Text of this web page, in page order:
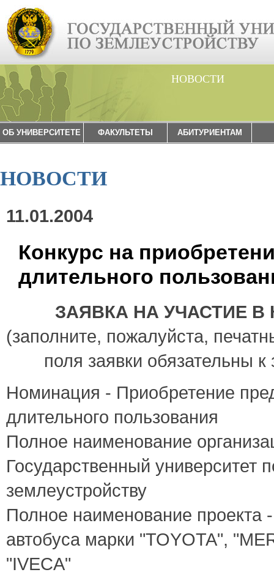
НОВОСТИ
ОБ УНИВЕРСИТЕТЕ ФАКУЛЬТЕТЫ АБИТУРИЕНТАМ
НОВОСТИ
11.01.2004
Конкурс на
длительного
ЗАЯВКА НА УЧАСТИЕ В
(заполните, пожалуйста,
поля заявки обязательны
Номинация - Приобретение
длительного пользования
Полное наименование
Государственный университет
землеустройству
Полное наименование проекта
автобуса марки "TOYOTA",
"IVECA"